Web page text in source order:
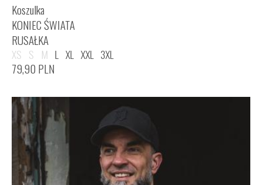
Koszulka
KONIEC ŚWIATA
RUSAŁKA
XS S M L XL XXL 3XL
79,90 PLN